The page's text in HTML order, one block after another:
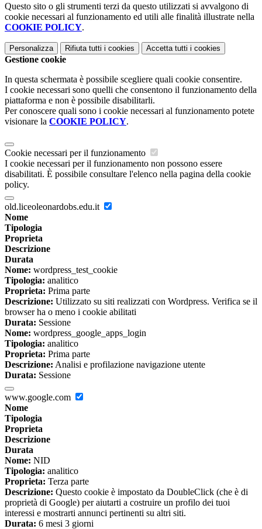
Questo sito o gli strumenti terzi da questo utilizzati si avvalgono di
cookie necessari al funzionamento ed utili alle finalità illustrate nella
COOKIE POLICY.
Personalizza Rifiuta tutti i cookies Accetta tutti i cookies
Gestione cookie
In questa schermata è possibile scegliere quali cookie consentire.
I cookie necessari sono quelli che consentono il funzionamento della
piattaforma e non è possibile disabilitarli.
Per conoscere quali sono i cookie necessari al funzionamento potete
visionare la COOKIE POLICY.
Cookie necessari per il funzionamento
I cookie necessari per il funzionamento non possono essere
disabilitati. È possibile consultare l'elenco nella pagina della cookie
policy.
old.liceoleonardobs.edu.it
Nome
Tipologia
Proprieta
Descrizione
Durata
Nome: wordpress_test_cookie
Tipologia: analitico
Proprieta: Prima parte
Descrizione: Utilizzato su siti realizzati con Wordpress. Verifica se il
browser ha o meno i cookie abilitati
Durata: Sessione
Nome: wordpress_google_apps_login
Tipologia: analitico
Proprieta: Prima parte
Descrizione: Analisi e profilazione navigazione utente
Durata: Sessione
www.google.com
Nome
Tipologia
Proprieta
Descrizione
Durata
Nome: NID
Tipologia: analitico
Proprieta: Terza parte
Descrizione: Questo cookie è impostato da DoubleClick (che è di
proprietà di Google) per aiutarti a costruire un profilo dei tuoi
interessi e mostrarti annunci pertinenti su altri siti.
Durata: 6 mesi 3 giorni